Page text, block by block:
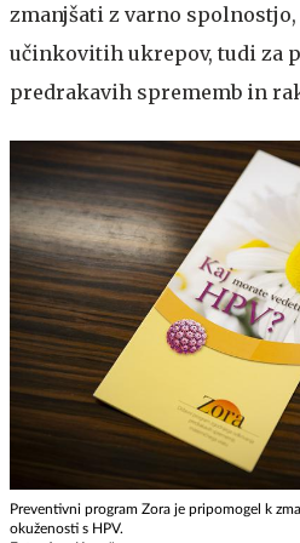
zmanjšati z varno spolnostjo,
učinkovitih ukrepov, tudi za
predrakavih sprememb in
Preventivni program Zora je pripomogel k
okuženosti s HPV.